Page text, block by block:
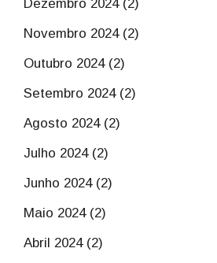
Dezembro 2024 (2)
Novembro 2024 (2)
Outubro 2024 (2)
Setembro 2024 (2)
Agosto 2024 (2)
Julho 2024 (2)
Junho 2024 (2)
Maio 2024 (2)
Abril 2024 (2)